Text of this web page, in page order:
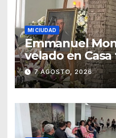
MI CIUDAD
Emmanuel
velado en
Forasté
7 AGOSTO, 2026